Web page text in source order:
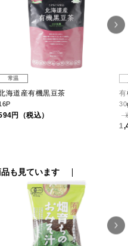
常温
海道産有機黒豆茶
円（税込）
も見ています